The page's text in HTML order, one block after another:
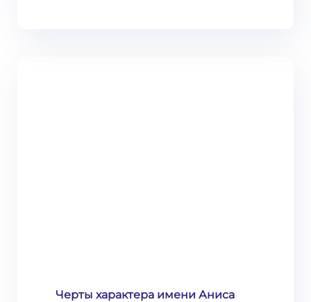
Черты характера имени Аниса